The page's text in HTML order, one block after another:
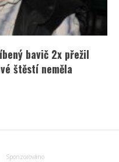
bavič 2x přežil
štěstí neměla